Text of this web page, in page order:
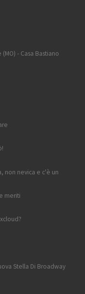
- Casa Bastiano
non nevica e c'è un
meriti
Stella Di Broadway